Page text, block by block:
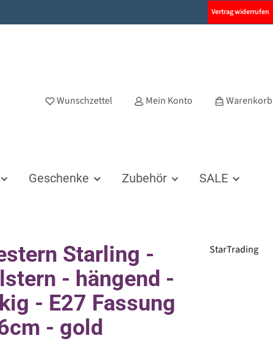
Vertrag widerrufen
Wunschzettel Mein Konto Warenkorb
Geschenke Zubehör SALE
Starling -
- hängend -
- E27 Fassung
- gold
StarTrading